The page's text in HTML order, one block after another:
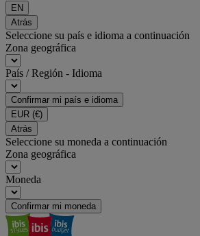
EN
Atrás
Seleccione su país e idioma a continuación
Zona geográfica
País / Región - Idioma
Confirmar mi país e idioma
EUR (€)
Atrás
Seleccione su moneda a continuación
Zona geográfica
Moneda
Confirmar mi moneda